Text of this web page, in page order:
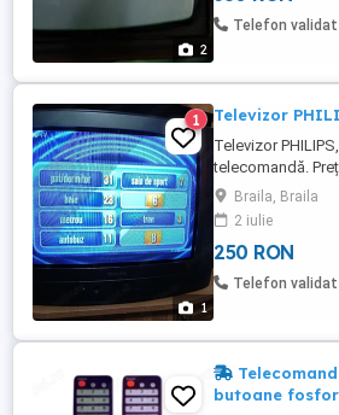
2
Telefon validat
1
1 Televizor
Televizor
telecomandă.
Braila, Braila
2 iulie
250 RON
Telefon validat
butoane